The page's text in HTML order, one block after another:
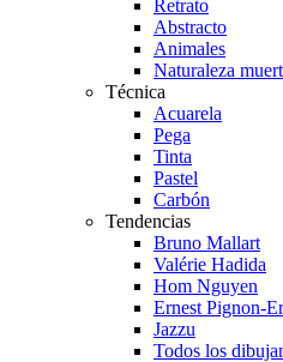
Retrato
Abstracto
Animales
Naturaleza
Técnica
Acuarela
Pega
Tinta
Pastel
Carbón
Tendencias
Bruno Mallart
Valérie Hadida
Hom Nguyen
Ernest Pignon-
Jazzu
Todos los